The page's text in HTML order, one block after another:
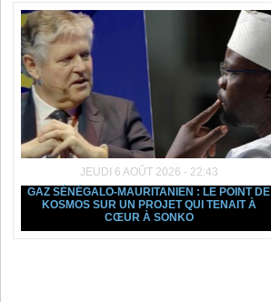
JEUDI 6 AOÛT 2026 - 22:43
GAZ SÉNÉGALO-MAURITANIEN : LE POINT DE
KOSMOS SUR UN PROJET QUI TENAIT À
CŒUR À SONKO